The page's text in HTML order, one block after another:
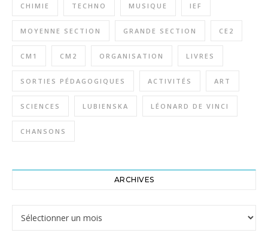
CHIMIE TECHNO MUSIQUE IEF
MOYENNE SECTION GRANDE SECTION CE2
CM1 CM2 ORGANISATION LIVRES
SORTIES PÉDAGOGIQUES ACTIVITÉS ART
SCIENCES LUBIENSKA LÉONARD DE VINCI
CHANSONS
ARCHIVES